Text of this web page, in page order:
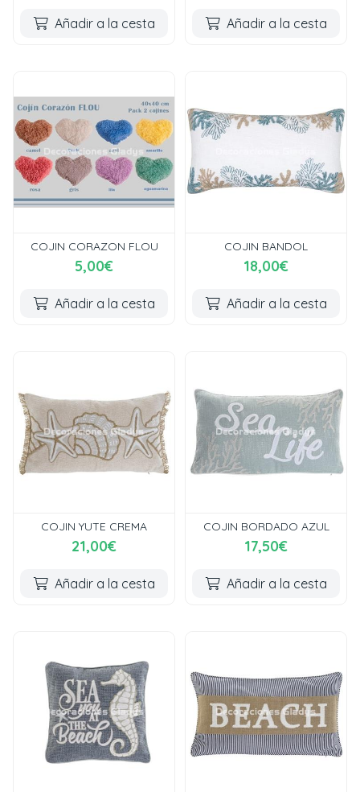
Añadir a la cesta Añadir a la cesta
COJIN CORAZON FLOU
5,00€
Añadir a la cesta
COJIN BANDOL
18,00€
Añadir a la cesta
COJIN YUTE CREMA
21,00€
Añadir a la cesta
COJIN BORDADO AZUL
17,50€
Añadir a la cesta